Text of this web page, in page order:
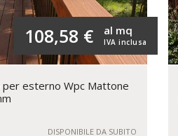
108,58 € IVA inclusa
al mq
per esterno Wpc Mattone
DISPONIBILE DA SUBITO